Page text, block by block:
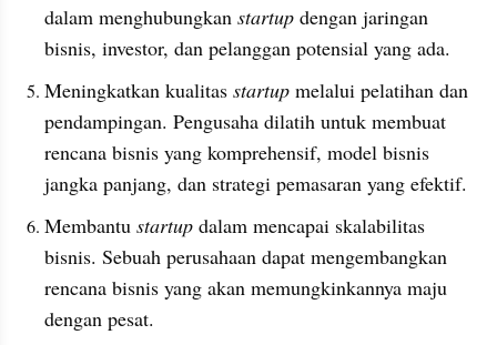
dalam menghubungkan startup dengan jaringan
bisnis, investor, dan pelanggan potensial yang ada.
Meningkatkan kualitas startup melalui pelatihan dan
pendampingan. Pengusaha dilatih untuk membuat
rencana bisnis yang komprehensif, model bisnis
jangka panjang, dan strategi pemasaran yang efektif.
Membantu startup dalam mencapai skalabilitas
bisnis. Sebuah perusahaan dapat mengembangkan
rencana bisnis yang akan memungkinkannya maju
dengan pesat.